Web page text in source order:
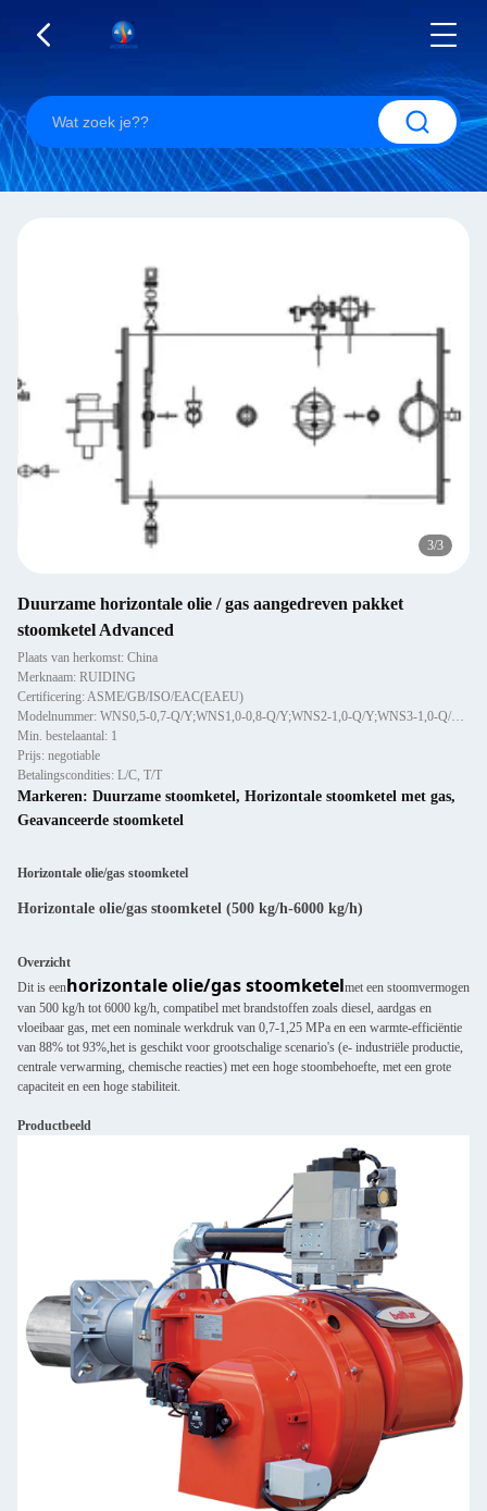
1/3
Duurzame horizontale olie / gas aangedreven pakket
stoomketel Advanced
Plaats van herkomst: China
Merknaam: RUIDING
Certificering: ASME/GB/ISO/EAC(EAEU)
Modelnummer: WNS0,5-0,7-Q/Y;WNS1,0-0,8-Q/Y;WNS2-1,0-Q/Y;WNS3-1,0-Q/Y;WNS4-1,0-Q/Y;WNS6-1,0-Q/Y
Min. bestelaantal: 1
Prijs: negotiable
Betalingscondities: L/C, T/T
Markeren: Duurzame stoomketel, Horizontale stoomketel met gas,
Geavanceerde stoomketel
Horizontale olie/gas stoomketel
Horizontale olie/gas stoomketel (500 kg/h-6000 kg/h)
Overzicht
Dit is eenhorizontale olie/gas stoomketelmet een stoomvermogen
van 500 kg/h tot 6000 kg/h, compatibel met brandstoffen zoals diesel, aardgas en
vloeibaar gas, met een nominale werkdruk van 0,7-1,25 MPa en een warmte-efficiëntie
van 88% tot 93%,het is geschikt voor grootschalige scenario's (e- industriële productie,
centrale verwarming, chemische reacties) met een hoge stoombehoefte, met een grote
capaciteit en een hoge stabiliteit.
Productbeeld